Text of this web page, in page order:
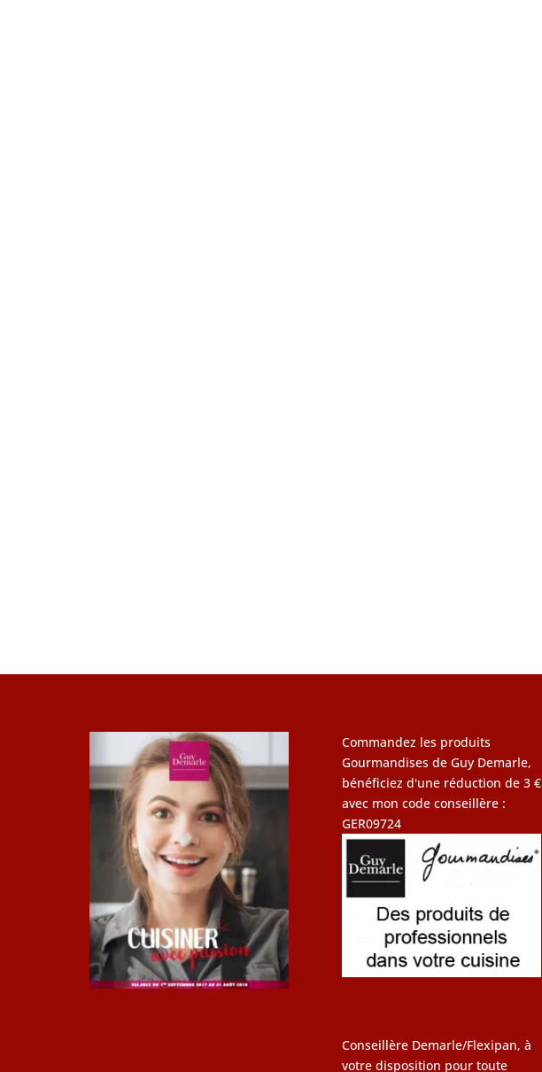
Commandez les produits
Gourmandises de Guy Demarle,
bénéficiez d'une réduction de 3 €
avec mon code conseillère :
GER09724
Conseillère Demarle/Flexipan, à
votre disposition pour toute